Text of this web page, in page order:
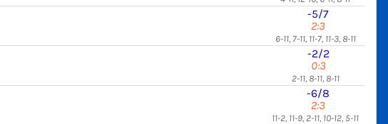
-5/7
2:3
6-11, 7-11, 11-7, 11-3, 8-11
-2/2
0:3
2-11, 8-11, 8-11
-6/8
2:3
11-2, 11-9, 2-11, 10-12, 5-11